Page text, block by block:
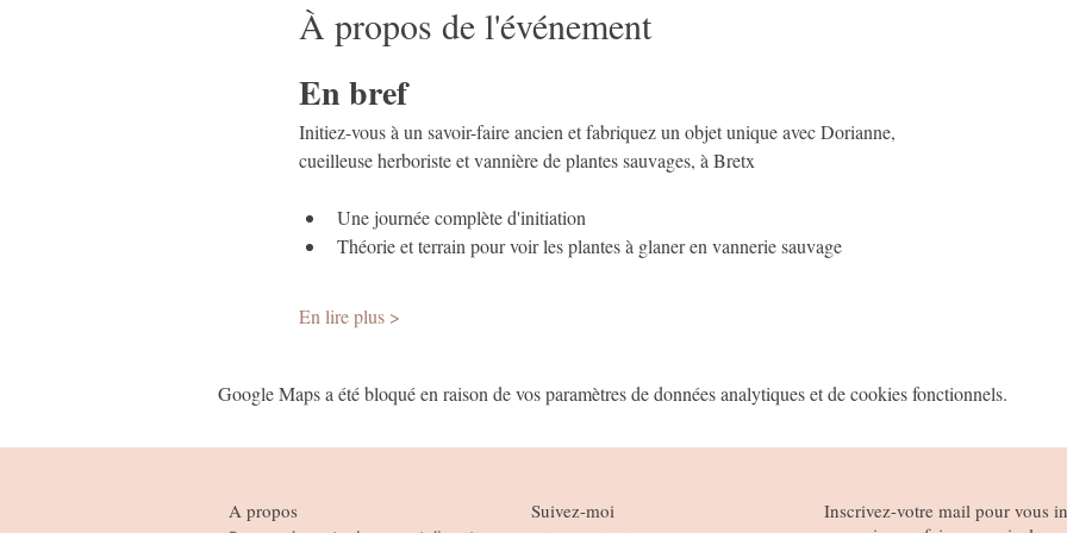
À propos de l'événement
En bref
Initiez-vous à un savoir-faire ancien et fabriquez un objet unique avec Dorianne,
cueilleuse herboriste et vannière de plantes sauvages, à Bretx
Une journée complète d'initiation
Théorie et terrain pour voir les plantes à glaner en vannerie sauvage
En lire plus >
Google Maps a été bloqué en raison de vos paramètres de données analytiques et de cookies fonctionnels.
A propos Suivez-moi
Inscrivez-votre mail pour vous